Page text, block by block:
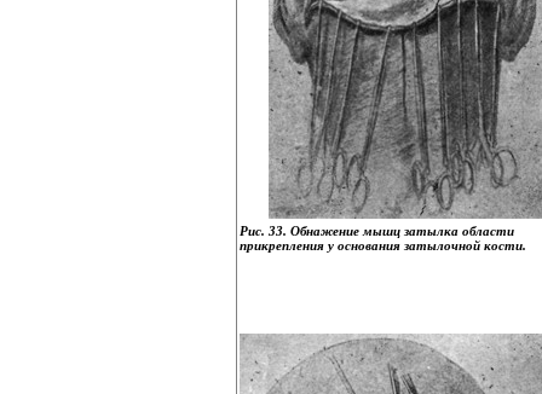
Рис. 33. Обнажение мышц затылка области
прикрепления у основания затылочной кости.